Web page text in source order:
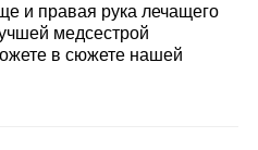
и правая рука лечащего
медсестрой
в сюжете нашей